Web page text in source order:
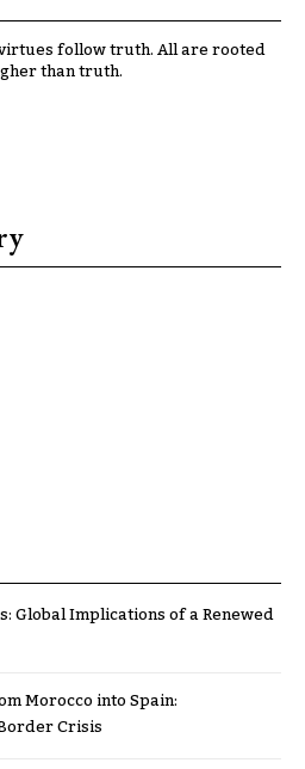
follow truth. All are rooted
than truth.
Global Implications of a Renewed
Morocco into Spain:
Crisis